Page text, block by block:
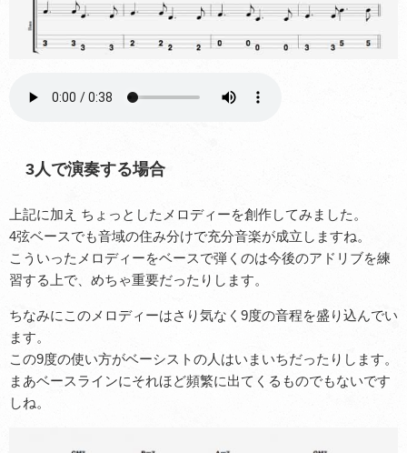
3人で演奏する場合
上記に加え ちょっとしたメロディーを創作してみました。
4弦ベースでも音域の住み分けで充分音楽が成立しますね。
こういったメロディーをベースで弾くのは今後のアドリブを練
習する上で、めちゃ重要だったりします。
ちなみにこのメロディーはさり気なく9度の音程を盛り込んでい
ます。
この9度の使い方がベーシストの人はいまいちだったりします。
まあベースラインにそれほど頻繁に出てくるものでもないです
しね。